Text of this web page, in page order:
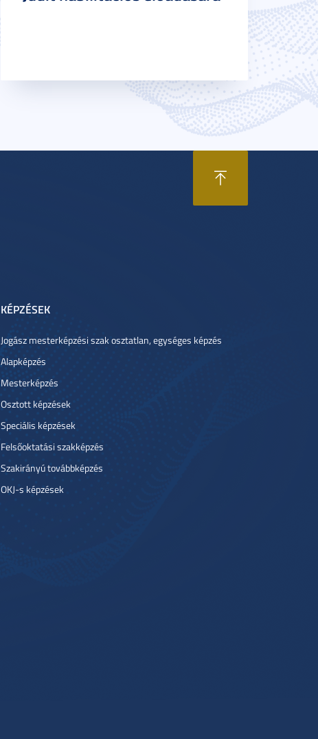
KÉPZÉSEK
Jogász mesterképzési szak osztatlan, egységes képzés
Alapképzés
Mesterképzés
Osztott képzések
Speciális képzések
Felsőoktatási szakképzés
Szakirányú továbbképzés
OKJ-s képzések